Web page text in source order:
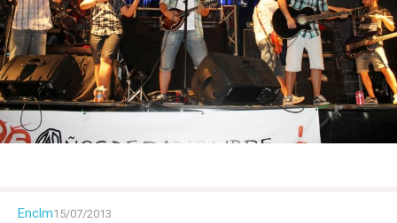
Enclm15/07/2013